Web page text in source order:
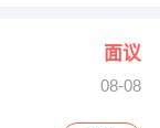
面议
08-08